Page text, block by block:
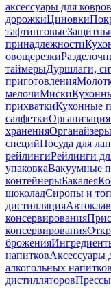
аксессуары для ковров
дорожкиЦиновки
тафтинговые
принадлежности
овощерезки
таймерыДуршлаги,
приготовления
мелочиМиски
прихваткиКухонные
салфетки
хранения
специйПосуда для
рейлингиРейлинги
упаковкаВакуумные
контейнерыБакалея
шоколадСиропы и
дистилляция
консервирования
консервирования
брожения
напитковАксессуары
алкогольных напитков
дистилляторов